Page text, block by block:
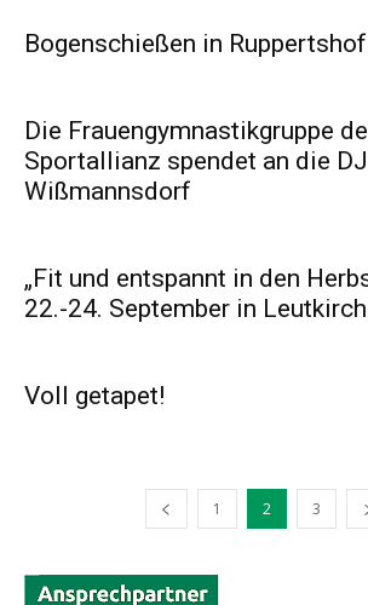
Bogenschießen in
Die Frauengymnastikgruppe
Sportallianz spendet an die
Wißmannsdorf
„Fit und entspannt in den
22.-24. September in Leutkirch
Voll getapet!
1 2 3